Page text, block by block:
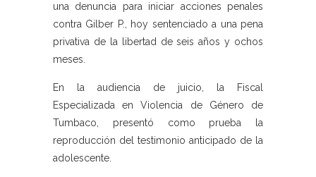
una denuncia para iniciar acciones penales
contra Gilber P., hoy sentenciado a una pena
privativa de la libertad de seis años y ochos
meses.
En la audiencia de juicio, la Fiscal
Especializada en Violencia de Género de
Tumbaco, presentó como prueba la
reproducción del testimonio anticipado de la
adolescente.